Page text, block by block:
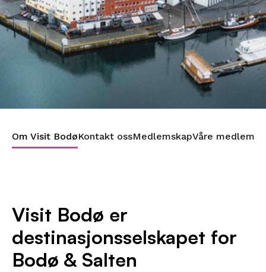
Om Visit BodøKontakt ossMedlemskapVåre
Visit Bodø er
destinasjonsselskapet for
Bodø & Salten